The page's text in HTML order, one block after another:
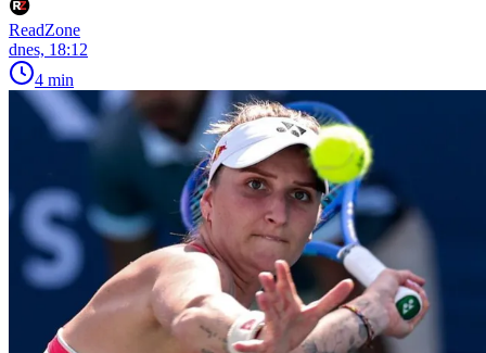
ReadZone
dnes, 18:12
4 min